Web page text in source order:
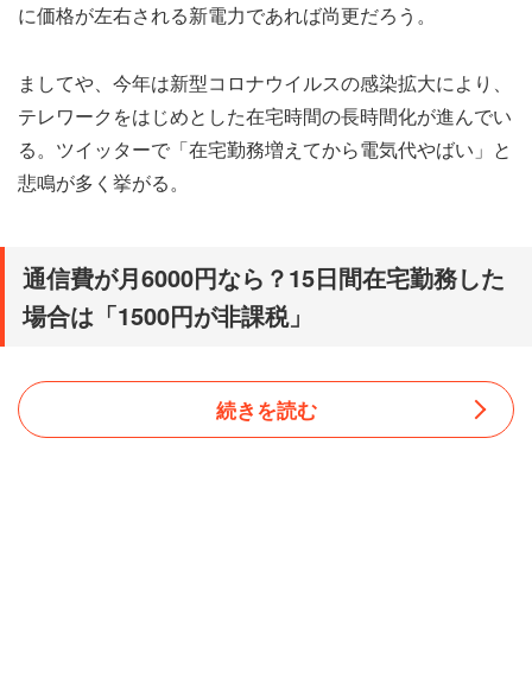
に価格が左右される新電力であれば尚更だろう。
ましてや、今年は新型コロナウイルスの感染拡大により、
テレワークをはじめとした在宅時間の長時間化が進んでい
る。ツイッターで「在宅勤務増えてから電気代やばい」と
悲鳴が多く挙がる。
通信費が月6000円なら？15日間在宅勤務した
場合は「1500円が非課税」
続きを読む